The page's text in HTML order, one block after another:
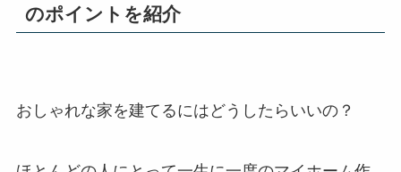
のポイントを紹介
おしゃれな家を建てるにはどうしたらいいの？